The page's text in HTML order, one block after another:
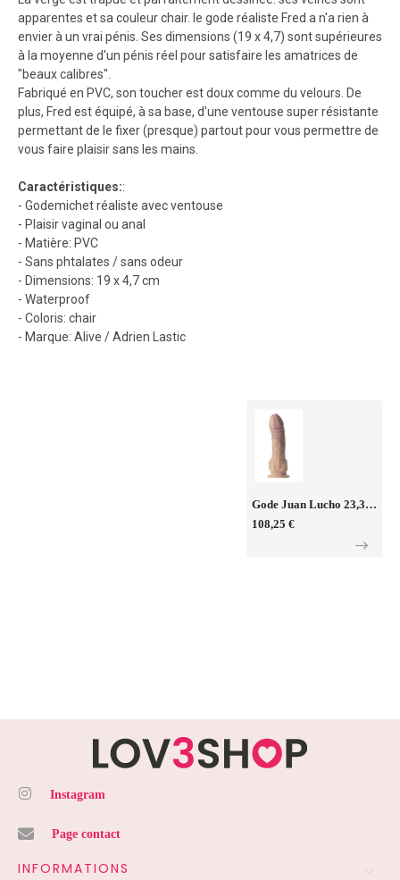
apparentes et sa couleur chair. le gode réaliste Fred a n'a rien à
envier à un vrai pénis. Ses dimensions (19 x 4,7) sont supérieures
à la moyenne d'un pénis réel pour satisfaire les amatrices de
"beaux calibres".
Fabriqué en PVC, son toucher est doux comme du velours. De
plus, Fred est équipé, à sa base, d'une ventouse super résistante
permettant de le fixer (presque) partout pour vous permettre de
vous faire plaisir sans les mains.
Caractéristiques::
- Godemichet réaliste avec ventouse
- Plaisir vaginal ou anal
- Matière: PVC
- Sans phtalates / sans odeur
- Dimensions: 19 x 4,7 cm
- Waterproof
- Coloris: chair
- Marque: Alive / Adrien Lastic
Gode Juan Lucho 23,3 X 5,1 Cm - SilexD Legends
108,25 €
Instagram
Page contact
INFORMATIONS